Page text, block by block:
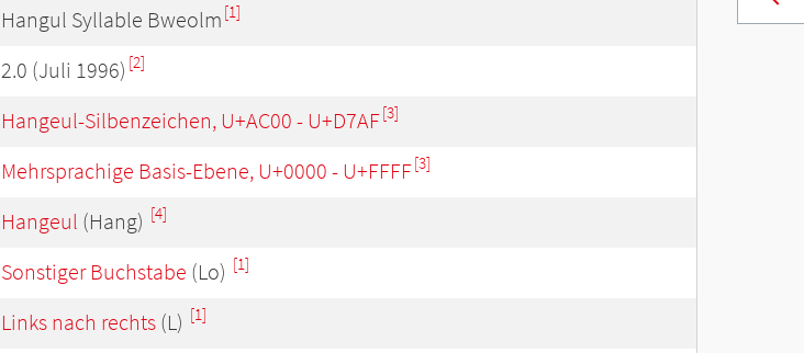
Hangul Syllable Bweolm [1]
2.0 (Juli 1996) [2]
Hangeul-Silbenzeichen, U+AC00 - U+D7AF[3]
Mehrsprachige Basis-Ebene, U+0000 - U+FFFF[3]
Hangeul (Hang) [4]
Sonstiger Buchstabe (Lo) [1]
Links nach rechts (L) [1]